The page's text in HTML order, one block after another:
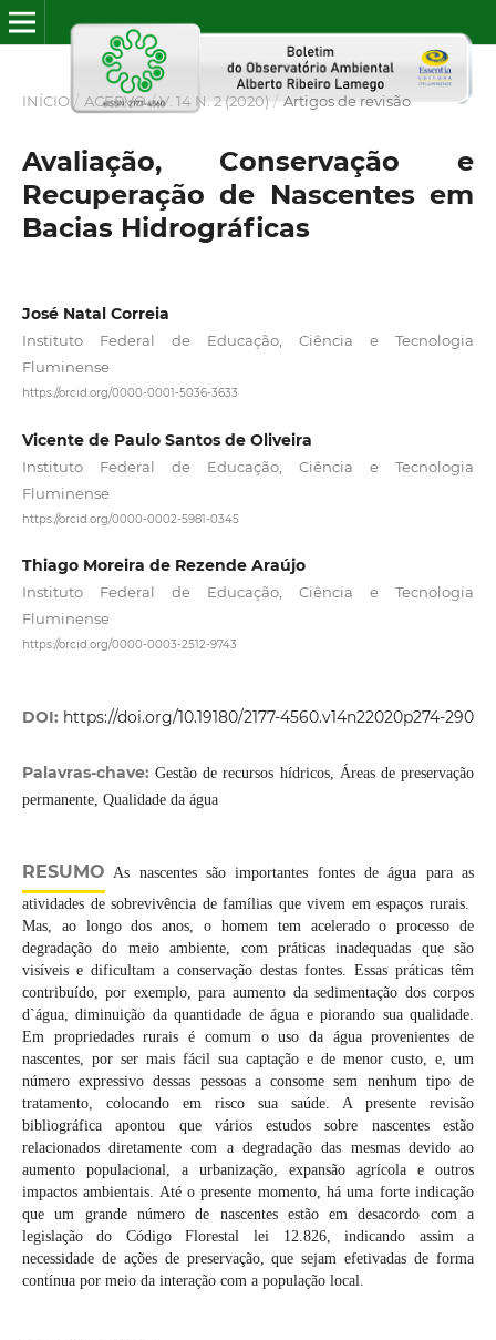
INÍCIO / ACERVO / V. 14 N. 2 (2020) / Artigos de revisão
Avaliação, Conservação e
Recuperação de Nascentes em
Bacias Hidrográficas
José Natal Correia
Instituto Federal de Educação, Ciência e Tecnologia
Fluminense
https://orcid.org/0000-0001-5036-3633
Vicente de Paulo Santos de Oliveira
Instituto Federal de Educação, Ciência e Tecnologia
Fluminense
https://orcid.org/0000-0002-5981-0345
Thiago Moreira de Rezende Araújo
Instituto Federal de Educação, Ciência e Tecnologia
Fluminense
https://orcid.org/0000-0003-2512-9743
DOI: https://doi.org/10.19180/2177-4560.v14n22020p274-290
Palavras-chave:Gestão de recursos hídricos, Áreas de preservação
permanente, Qualidade da água
RESUMO As nascentes são importantes fontes de água para as
atividades de sobrevivência de famílias que vivem em espaços rurais.
Mas, ao longo dos anos, o homem tem acelerado o processo de
degradação do meio ambiente, com práticas inadequadas que são
visíveis e dificultam a conservação destas fontes. Essas práticas têm
contribuído, por exemplo, para aumento da sedimentação dos corpos
d`água, diminuição da quantidade de água e piorando sua qualidade.
Em propriedades rurais é comum o uso da água provenientes de
nascentes, por ser mais fácil sua captação e de menor custo, e, um
número expressivo dessas pessoas a consome sem nenhum tipo de
tratamento, colocando em risco sua saúde. A presente revisão
bibliográfica apontou que vários estudos sobre nascentes estão
relacionados diretamente com a degradação das mesmas devido ao
aumento populacional, a urbanização, expansão agrícola e outros
impactos ambientais. Até o presente momento, há uma forte indicação
que um grande número de nascentes estão em desacordo com a
legislação do Código Florestal lei 12.826, indicando assim a
necessidade de ações de preservação, que sejam efetivadas de forma
contínua por meio da interação com a população local.